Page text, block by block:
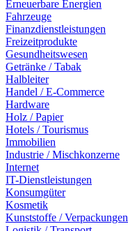
Erneuerbare Energien
Fahrzeuge
Finanzdienstleistungen
Freizeitprodukte
Gesundheitswesen
Getränke / Tabak
Halbleiter
Handel / E-Commerce
Hardware
Holz / Papier
Hotels / Tourismus
Immobilien
Industrie / Mischkonzerne
Internet
IT-Dienstleistungen
Konsumgüter
Kosmetik
Kunststoffe / Verpackungen